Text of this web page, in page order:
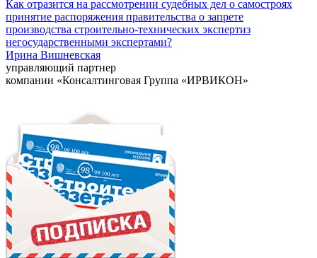
Как отразится на рассмотрении судебных дел о самостроях
принятие распоряжения правительства о запрете
производства строительно-технических экспертиз
негосударственными экспертами?
Ирина Вишневская
управляющий партнер
компании «Консалтинговая Группа «ИРВИКОН»